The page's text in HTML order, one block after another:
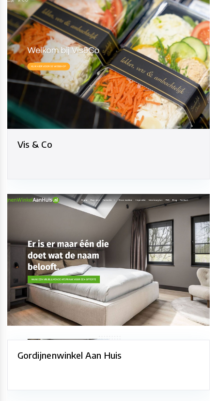
Vis & Co
Gordijnenwinkel Aan Huis